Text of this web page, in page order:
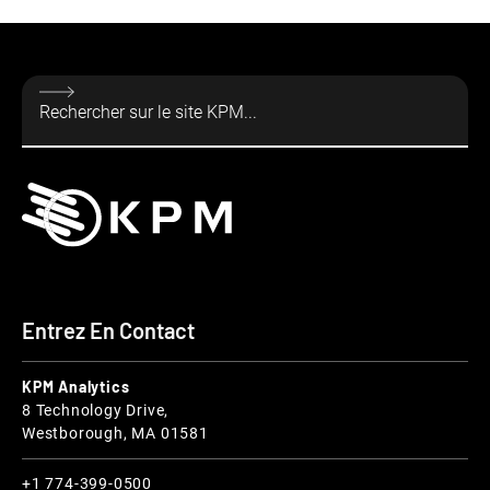
Entrez En Contact
KPM Analytics
8 Technology Drive,
Westborough, MA 01581
+1 774-399-0500